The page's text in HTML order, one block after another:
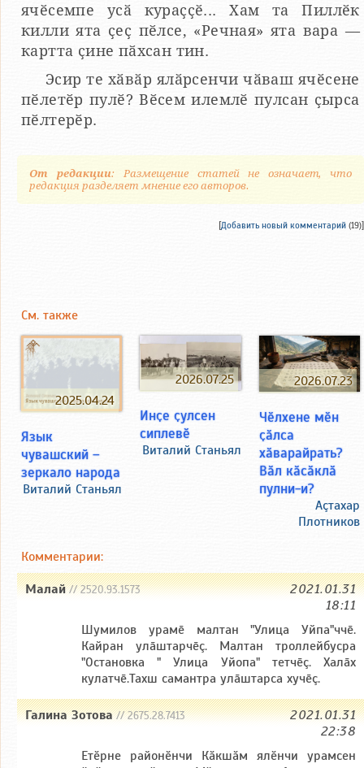
ячӗсемпе усӑ кураҫҫӗ... Хам та Пиллӗк
килли ята ҫеҫ пӗлсе, «Речная» ята вара —
картта ҫине пӑхсан тин.
Эсир те хӑвӑр ялӑрсенчи чӑваш ячӗсене
пӗлетӗр пулӗ? Вӗсем илемлӗ пулсан ҫырса
пӗлтерӗр.
От редакции: Размещение статей не означает, что
редакция разделяет мнение его авторов.
[Добавить новый комментарий (19)]
См. также
2025.04.24
Язык
чувашский –
зеркало народа
Виталий Станьял
2026.07.25
Инҫе ҫулсен
сиплевӗ
Виталий Станьял
2026.07.23
Чӗлхене мӗн
ҫӑлса
хӑварайрать?
Вӑл кӑсӑклӑ
пулни-и?
Аçтахар
Плотников
Комментарии:
Малай// 2520.93.1573
2021.01.31
18:11
Шумилов урамē малтан "Улица Уйпа"ччē.
Кайран улāштарчēç. Малтан троллейбусра
"Остановка " Улица Уйопа" тетчēç. Халāх
кулатчē.Тахш cамантра улāштарса хучēç.
Галина Зотова// 2675.28.7413
2021.01.31
22:38
Етӗрне районӗнчи Кӑкшӑм ялӗнчи урамсен